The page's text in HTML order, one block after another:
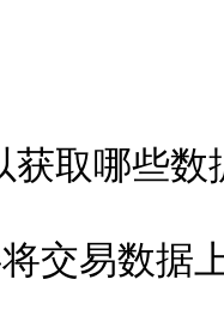
获取哪些
交易数据